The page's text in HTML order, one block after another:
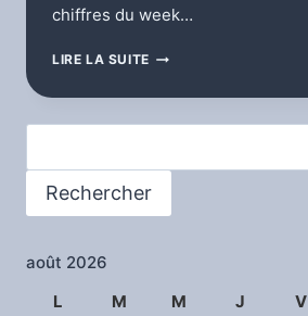
chiffres du week…
LIRE LA SUITE LA
DE
Rechercher
août 2026
L
M M J V